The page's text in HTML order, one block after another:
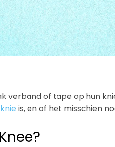
verband of tape op hun
is, en of het misschien